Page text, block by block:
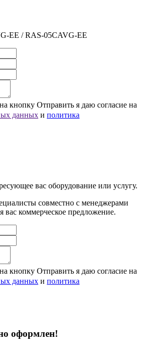
EE / RAS-05CAVG-EE
кнопку Отправить я даю согласие на
данных и политикa
вас оборудование или услугу.
совместно с менеджерами
вас коммерческое предложение.
кнопку Отправить я даю согласие на
данных и политикa
оформлен!